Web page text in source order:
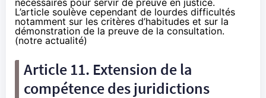
nécessaires pour servir de preuve en justice.
L’article soulève cependant de lourdes difficultés
notamment sur les critères d’habitudes et sur la
démonstration de la preuve de la consultation.
(notre actualité)
Article 11. Extension de la
compétence des juridictions